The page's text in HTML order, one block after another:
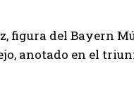
figura del Bayern
anotado en el